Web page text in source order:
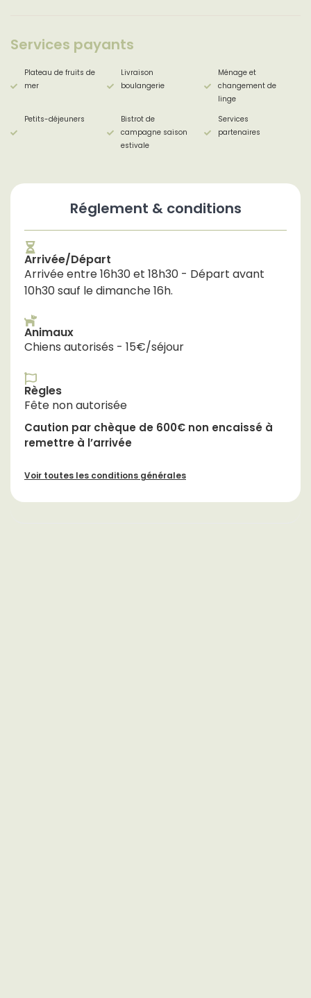
Services payants
Plateau de fruits de
mer
Livraison
boulangerie
Ménage et
changement de
linge
Petits-déjeuners
Bistrot de
campagne saison
estivale
Services
partenaires
Réglement & conditions
Arrivée/Départ
Arrivée entre 16h30 et 18h30 - Départ avant
10h30 sauf le dimanche 16h.
Animaux
Chiens autorisés - 15€/séjour
Règles
Fête non autorisée
Caution par chèque de 600€ non encaissé à
remettre à l’arrivée
Voir toutes les conditions générales